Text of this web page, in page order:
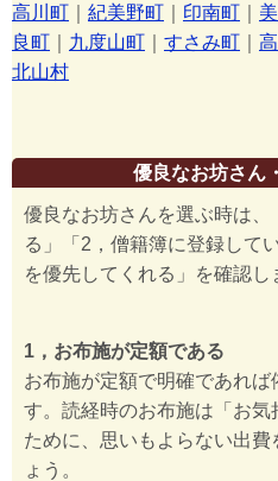
高川町
紀美野町 印南町
良町
九度山町 すさみ町
北山村
優良なお坊さん
優良なお坊さんを選ぶ時は
る」「2，僧籍簿に登録して
を優先してくれる」を確認し
1，お布施が定額である
お布施が定額で明確であれ
す。読経時のお布施は「お
ために、思いもよらない出
ょう。